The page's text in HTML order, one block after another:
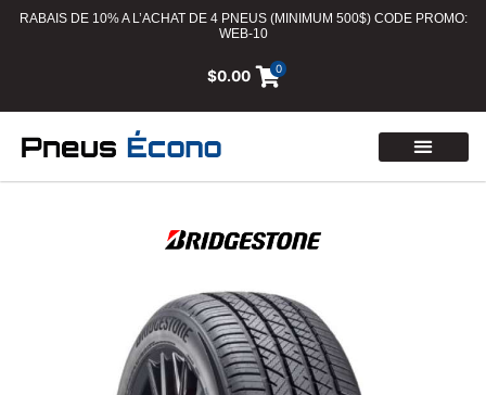
RABAIS DE 10% A L’ACHAT DE 4 PNEUS (MINIMUM 500$) CODE PROMO:
WEB-10
$0.00 0